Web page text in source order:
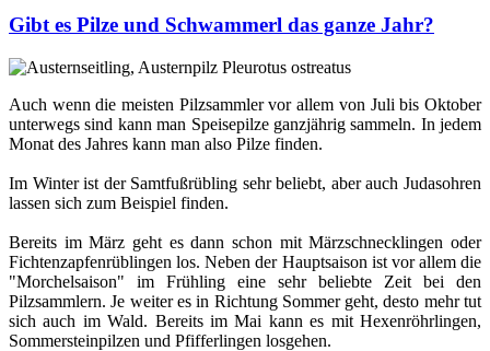
Gibt es Pilze und Schwammerl das ganze Jahr?
Auch wenn die meisten Pilzsammler vor allem von Juli bis Oktober
unterwegs sind kann man Speisepilze ganzjährig sammeln. In jedem
Monat des Jahres kann man also Pilze finden.
Im Winter ist der Samtfußrübling sehr beliebt, aber auch Judasohren
lassen sich zum Beispiel finden.
Bereits im März geht es dann schon mit Märzschnecklingen oder
Fichtenzapfenrüblingen los. Neben der Hauptsaison ist vor allem die
"Morchelsaison" im Frühling eine sehr beliebte Zeit bei den
Pilzsammlern. Je weiter es in Richtung Sommer geht, desto mehr tut
sich auch im Wald. Bereits im Mai kann es mit Hexenröhrlingen,
Sommersteinpilzen und Pfifferlingen losgehen.